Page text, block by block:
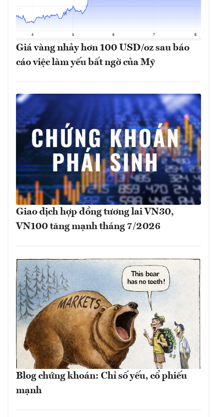
Giá vàng nhảy hơn 100 USD/oz sau báo
cáo việc làm yếu bất ngờ của Mỹ
Giao dịch hợp đồng tương lai VN30,
VN100 tăng mạnh tháng 7/2026
Blog chứng khoán: Chỉ số yếu, cổ phiếu
mạnh